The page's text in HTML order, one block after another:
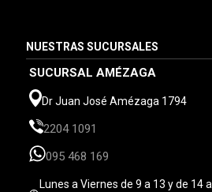
NUESTRAS SUCURSALES
SUCURSAL AMÉZAGA
Dr Juan José Amézaga 1794
2204 1091
095 468 169
Lunes a Viernes de 9 a 13 y de 14 a